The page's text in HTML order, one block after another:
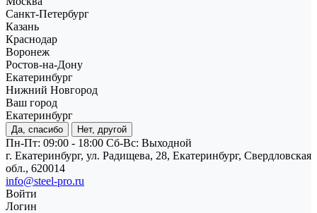
Санкт-Петербург
Казань
Краснодар
Воронеж
Ростов-на-Дону
Екатеринбург
Нижний Новгород
Ваш город
Екатеринбург
Да, спасибо Нет, другой
Пн-Пт: 09:00 - 18:00 Cб-Вс: Выходной
г. Екатеринбург, ул. Радищева, 28, Екатеринбург, Свердловская
обл., 620014
info@steel-pro.ru
Войти
Логин